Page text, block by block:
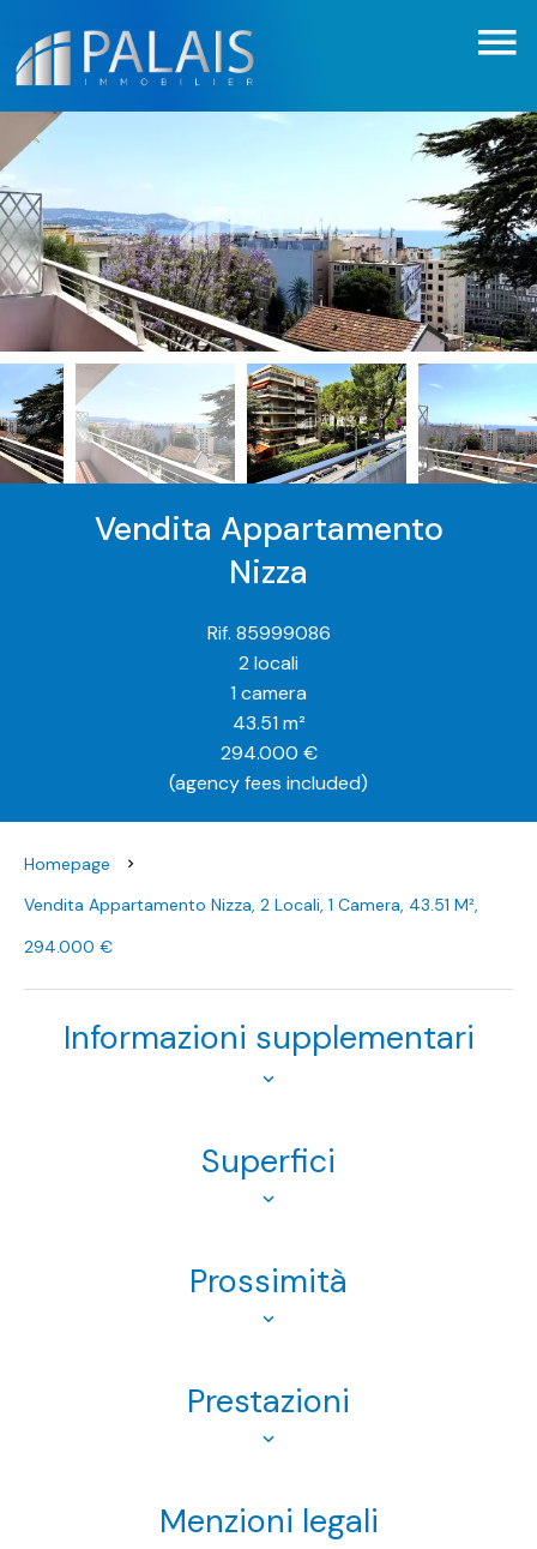
Vendita Appartamento
Nizza
Rif. 85999086
2 locali
1 camera
43.51 m²
294.000 €
(agency fees included)
Homepage
Vendita Appartamento Nizza, 2 Locali, 1 Camera, 43.51 M²,
294.000 €
Informazioni supplementari
Superfici
Prossimità
Prestazioni
Menzioni legali